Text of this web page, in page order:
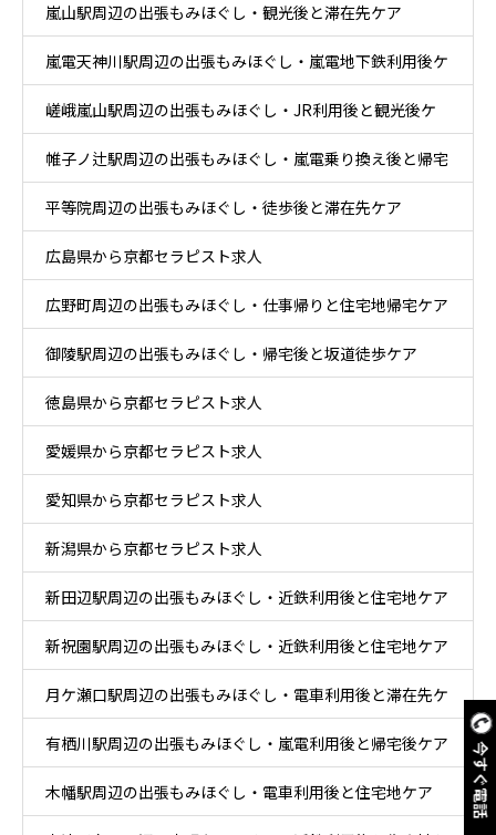
今すぐ電話
嵐山駅周辺の出張もみほぐし・観光後と滞在先ケア
嵐電天神川駅周辺の出張もみほぐし・嵐電地下鉄利用後ケ
ア
嵯峨嵐山駅周辺の出張もみほぐし・JR利用後と観光後ケ
ア
帷子ノ辻駅周辺の出張もみほぐし・嵐電乗り換え後と帰宅
後ケア
平等院周辺の出張もみほぐし・徒歩後と滞在先ケア
広島県から京都セラピスト求人
広野町周辺の出張もみほぐし・仕事帰りと住宅地帰宅ケア
御陵駅周辺の出張もみほぐし・帰宅後と坂道徒歩ケア
徳島県から京都セラピスト求人
愛媛県から京都セラピスト求人
愛知県から京都セラピスト求人
新潟県から京都セラピスト求人
新田辺駅周辺の出張もみほぐし・近鉄利用後と住宅地ケア
新祝園駅周辺の出張もみほぐし・近鉄利用後と住宅地ケア
月ケ瀬口駅周辺の出張もみほぐし・電車利用後と滞在先ケ
ア
有栖川駅周辺の出張もみほぐし・嵐電利用後と帰宅後ケア
木幡駅周辺の出張もみほぐし・電車利用後と住宅地ケア